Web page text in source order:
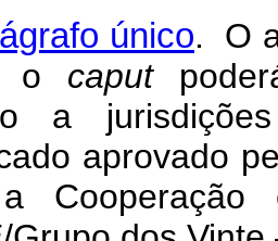
único. O
o caput
a
aprovado
Cooperação